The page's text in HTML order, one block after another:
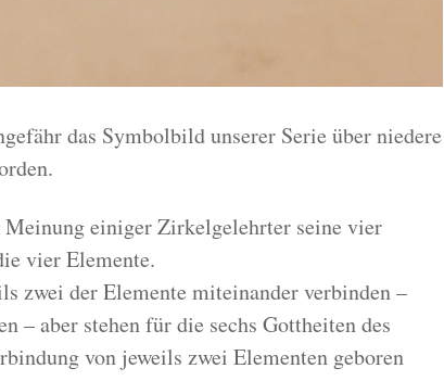
das Symbolbild unserer Serie über niedere
Meinung einiger Zirkelgelehrter seine vier
vier Elemente.
zwei der Elemente miteinander verbinden –
– aber stehen für die sechs Gottheiten des
von jeweils zwei Elementen geboren